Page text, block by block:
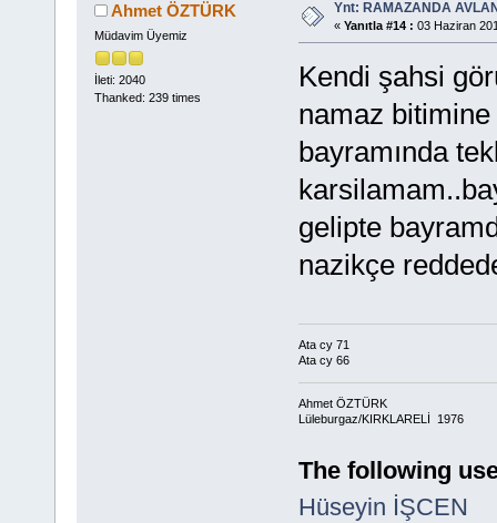
Ahmet ÖZTÜRK
Müdavim Üyemiz
İleti: 2040
Thanked: 239 times
Ynt: RAMAZANDA
« Yanıtla #14 : 03 Haziran
Kendi şahsi
namaz
bayramında
gelipte
nazikçe
Ata cy 71
Ata cy 66
Ahmet ÖZTÜRK
Lüleburgaz/KIRKLARELİ 1976
The following
Hüseyin İŞCEN